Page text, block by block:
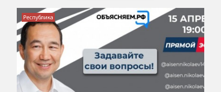
Республика